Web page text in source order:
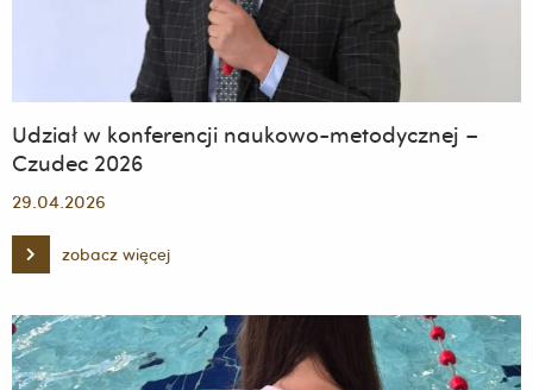
Udział w konferencji naukowo-metodycznej –
Czudec 2026
29.04.2026
zobacz więcej
Udział
w
naukowo-
metodycznej
–
Czudec
2026